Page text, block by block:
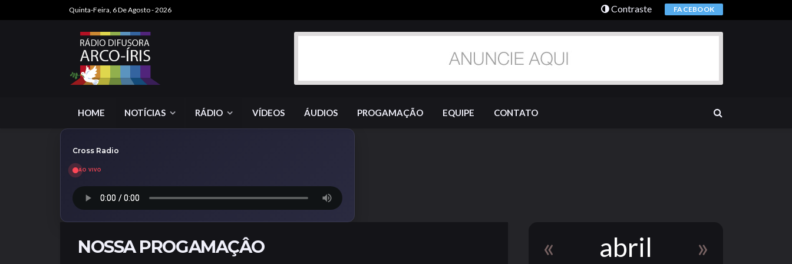
Quinta-Feira, 6 De Agosto - 2026 Contraste FACEBOOK
HOME NOTÍCIAS RÁDIO VÍDEOS ÁUDIOS PROGAMAÇÃO EQUIPE CONTATO
Cross Radio
AO VIVO
NOSSA PROGAMAÇÂO « abril »